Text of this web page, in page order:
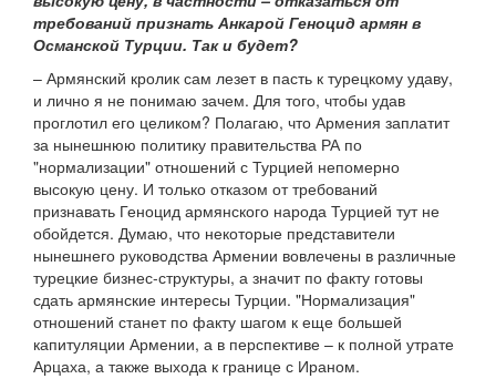
требований признать Анкарой Геноцид армян в
Османской Турции. Так и будет?
– Армянский кролик сам лезет в пасть к турецкому удаву,
и лично я не понимаю зачем. Для того, чтобы удав
проглотил его целиком? Полагаю, что Армения заплатит
за нынешнюю политику правительства РА по
"нормализации" отношений с Турцией непомерно
высокую цену. И только отказом от требований
признавать Геноцид армянского народа Турцией тут не
обойдется. Думаю, что некоторые представители
нынешнего руководства Армении вовлечены в различные
турецкие бизнес-структуры, а значит по факту готовы
сдать армянские интересы Турции. "Нормализация"
отношений станет по факту шагом к еще большей
капитуляции Армении, а в перспективе – к полной утрате
Арцаха, а также выхода к границе с Ираном.